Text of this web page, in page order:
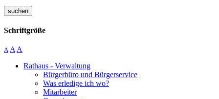
suchen
Schriftgröße
A A A
Rathaus - Verwaltung
Bürgerbüro und Bürgerservice
Was erledige ich wo?
Mitarbeiter